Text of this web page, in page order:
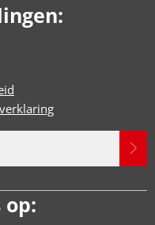
op: